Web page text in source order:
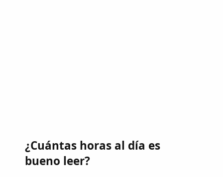
¿Cuántas horas al día es
bueno leer?